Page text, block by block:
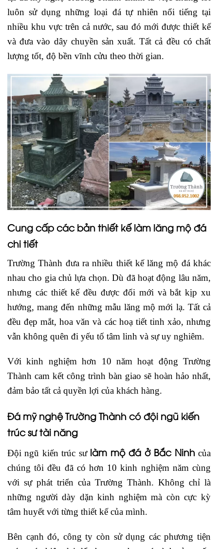
luôn sử dụng những loại đá tự nhiên nổi tiếng tại
nhiều khu vực trên cả nước, sau đó mới được thiết kế
và đưa vào dây chuyền sản xuất. Tất cả đều có chất
lượng tốt, độ bền vĩnh cửu theo thời gian.
Cung cấp các bản thiết kế làm lăng mộ đá
chi tiết
Trường Thành đưa ra nhiều thiết kế lăng mộ đá khác
nhau cho gia chủ lựa chọn. Dù đã hoạt động lâu năm,
nhưng các thiết kế đều được đổi mới và bắt kịp xu
hướng, mang đến những mẫu lăng mộ mới lạ. Tất cả
đều đẹp mắt, hoa văn và các hoạ tiết tinh xảo, nhưng
vẫn không quên đi yếu tố tâm linh và sự uy nghiêm.
Với kinh nghiệm hơn 10 năm hoạt động Trường
Thành cam kết công trình bàn giao sẽ hoàn hảo nhất,
đảm bảo tất cả quyền lợi của khách hàng.
Đá mỹ nghệ Trường Thành có đội ngũ kiến
trúc sư tài năng
Đội ngũ kiến trúc sư làm mộ đá ở Bắc Ninhcủa
chúng tôi đều đã có hơn 10 kinh nghiệm năm cùng
với sự phát triển của Trường Thành. Không chỉ là
những người dày dặn kinh nghiệm mà còn cực kỳ
tâm huyết với từng thiết kế của mình.
Bên cạnh đó, công ty còn sử dụng các phương tiện